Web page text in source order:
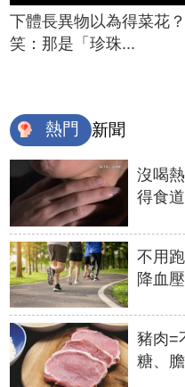
下體長異物以為得菜花
笑：那是「珍珠...
熱門 新聞
沒喝
得食
不用
降血壓
豬肉=
糖、